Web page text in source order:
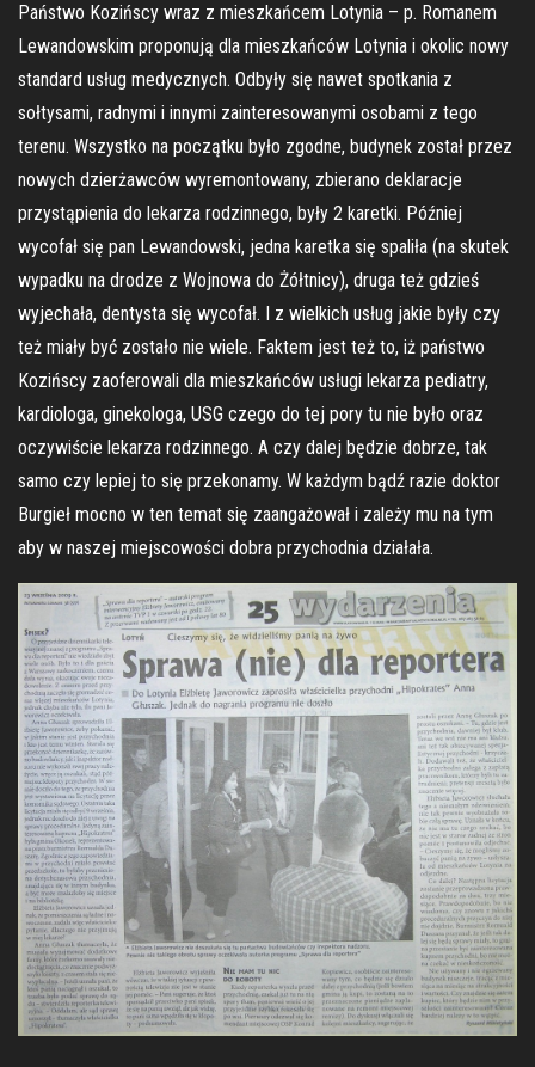
Państwo Kozińscy wraz z mieszkańcem Lotynia – p. Romanem
Lewandowskim proponują dla mieszkańców Lotynia i okolic nowy
standard usług medycznych. Odbyły się nawet spotkania z
sołtysami, radnymi i innymi zainteresowanymi osobami z tego
terenu. Wszystko na początku było zgodne, budynek został przez
nowych dzierżawców wyremontowany, zbierano deklaracje
przystąpienia do lekarza rodzinnego, były 2 karetki. Później
wycofał się pan Lewandowski, jedna karetka się spaliła (na skutek
wypadku na drodze z Wojnowa do Żółtnicy), druga też gdzieś
wyjechała, dentysta się wycofał. I z wielkich usług jakie były czy
też miały być zostało nie wiele. Faktem jest też to, iż państwo
Kozińscy zaoferowali dla mieszkańców usługi lekarza pediatry,
kardiologa, ginekologa, USG czego do tej pory tu nie było oraz
oczywiście lekarza rodzinnego. A czy dalej będzie dobrze, tak
samo czy lepiej to się przekonamy. W każdym bądź razie doktor
Burgieł mocno w ten temat się zaangażował i zależy mu na tym
aby w naszej miejscowości dobra przychodnia działała.